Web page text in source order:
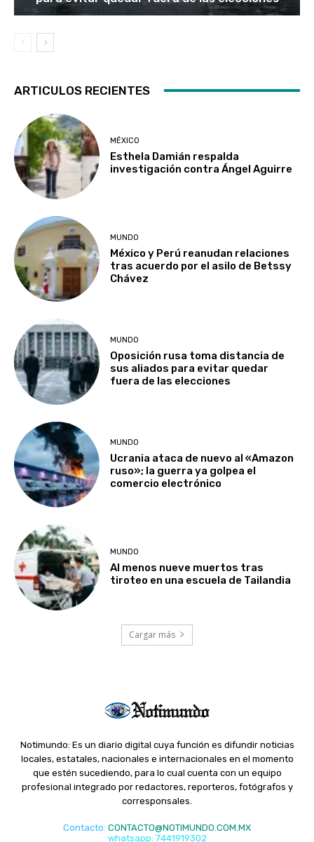
ARTICULOS RECIENTES
MÉXICO
Esthela Damián respalda
investigación contra Ángel Aguirre
MUNDO
México y Perú reanudan relaciones
tras acuerdo por el asilo de Betssy
Chávez
MUNDO
Oposición rusa toma distancia de
sus aliados para evitar quedar
fuera de las elecciones
MUNDO
Ucrania ataca de nuevo al «Amazon
ruso»; la guerra ya golpea el
comercio electrónico
MUNDO
Al menos nueve muertos tras
tiroteo en una escuela de Tailandia
Cargar más
Notimundo: Es un diario digital cuya función es difundir noticias
locales, estatales, nacionales e internacionales en el momento
que estén sucediendo, para lo cual cuenta con un equipo
profesional integrado por redactores, reporteros, fotógrafos y
corresponsales.
Contacto: CONTACTO@NOTIMUNDO.COM.MX
whatsapp: 7441919302